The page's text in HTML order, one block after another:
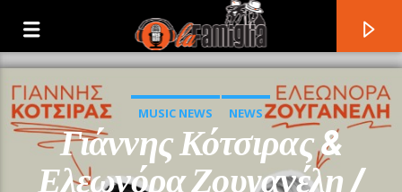
MUSIC NEWS NEWS
Γιάννης Κότσιρας &
Ελεωνόρα Ζουγανέλη /